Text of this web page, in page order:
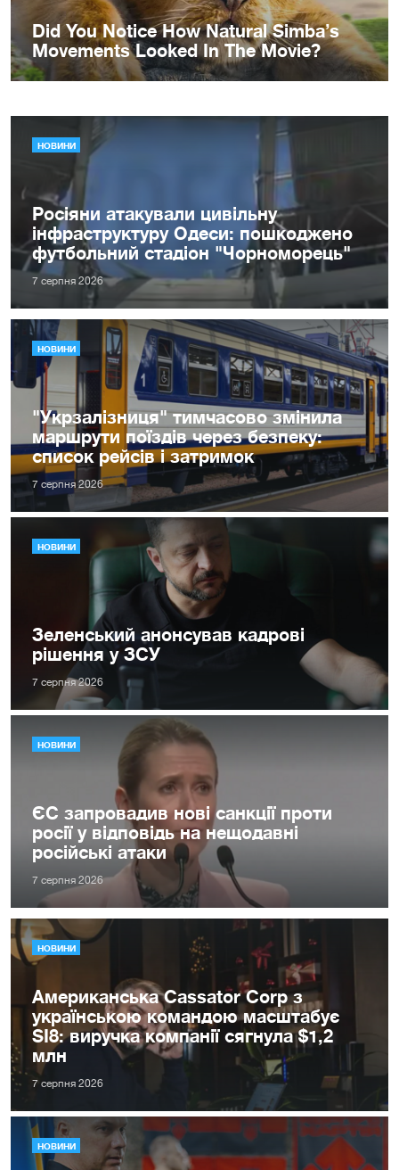
НОВИНИ
Росіяни атакували цивільну
інфраструктуру Одеси: пошкоджено
футбольний стадіон "Чорноморець"
7 серпня 2026
НОВИНИ
"Укрзалізниця" тимчасово змінила
маршрути поїздів через безпеку:
список рейсів і затримок
7 серпня 2026
НОВИНИ
Зеленський анонсував кадрові
рішення у ЗСУ
7 серпня 2026
НОВИНИ
ЄС запровадив нові санкції проти
росії у відповідь на нещодавні
російські атаки
7 серпня 2026
НОВИНИ
Американська Cassator Corp з
українською командою масштабує
SI8: виручка компанії сягнула $1,2
млн
7 серпня 2026
НОВИНИ